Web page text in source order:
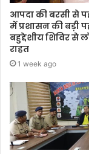
आपदा की बरसी से
में प्रशासन की बड़ी
बहुद्देशीय शिविर से
राहत
1 week ago